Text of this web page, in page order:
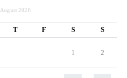
August 2026
T F S S
1 2